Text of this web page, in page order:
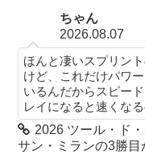
ちゃん
2026.08.07
ほんと凄いスプリン
けど、これだけパワ
いるんだからスピー
レイになると速くな
2026 ツール・ド
サン・ミランの3勝目